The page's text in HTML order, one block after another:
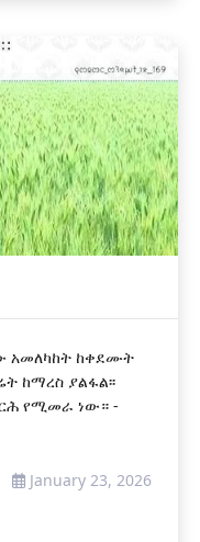
አመለካከት ከቀደሙት
ከማረስ ያልፋል፡፡
የሚመራ ነው። -
January 23, 2026